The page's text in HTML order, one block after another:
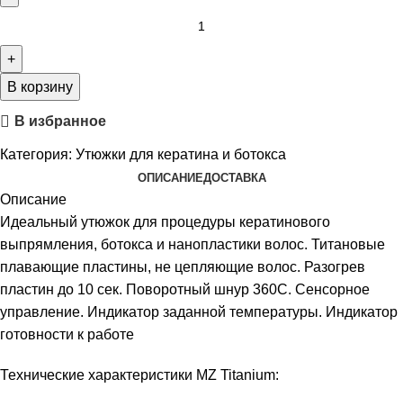
В корзину
В избранное
Категория: Утюжки для кератина и ботокса
ОПИСАНИЕДОСТАВКА
Описание
Идеальный утюжок для процедуры кератинового
выпрямления, ботокса и нанопластики волос. Титановые
плавающие пластины, не цепляющие волос. Разогрев
пластин до 10 сек. Поворотный шнур 360С. Сенсорное
управление. Индикатор заданной температуры. Индикатор
готовности к работе
Технические характеристики MZ Titanium: